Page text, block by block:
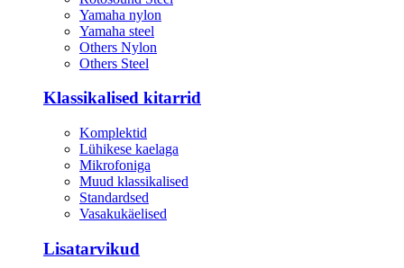
Yamaha nylon
Yamaha steel
Others Nylon
Others Steel
Klassikalised kitarrid
Komplektid
Lühikese kaelaga
Mikrofoniga
Muud klassikalised
Standardsed
Vasakukäelised
Lisatarvikud